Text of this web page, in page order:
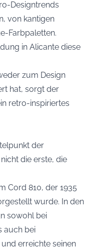
Designtrends
von kantigen
Farbpaletten.
in Alicante diese
zum Design
hat, sorgt der
retro-inspiriertes
der
die erste, die
Cord 810, der 1935
wurde. In den
sowohl bei
auch bei
erreichte seinen